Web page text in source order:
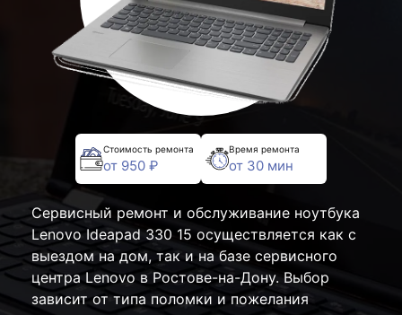
Стоимость ремонта
от 950 ₽
Время ремонта
от 30 мин
Сервисный ремонт и обслуживание ноутбука
Lenovo Ideapad 330 15 осуществляется как с
выездом на дом, так и на базе сервисного
центра Lenovo в Ростове-на-Дону. Выбор
зависит от типа поломки и пожелания